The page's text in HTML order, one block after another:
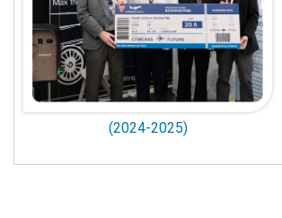
(2024-2025)